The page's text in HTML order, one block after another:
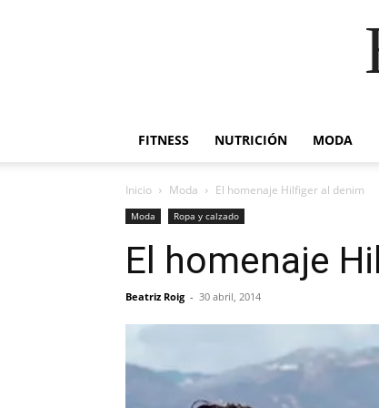
FITNESS NUTRICIÓN MODA
Inicio Moda El homenaje Hilfiger al denim
Moda Ropa y calzado
El homenaje
Beatriz Roig - 30 abril, 2014